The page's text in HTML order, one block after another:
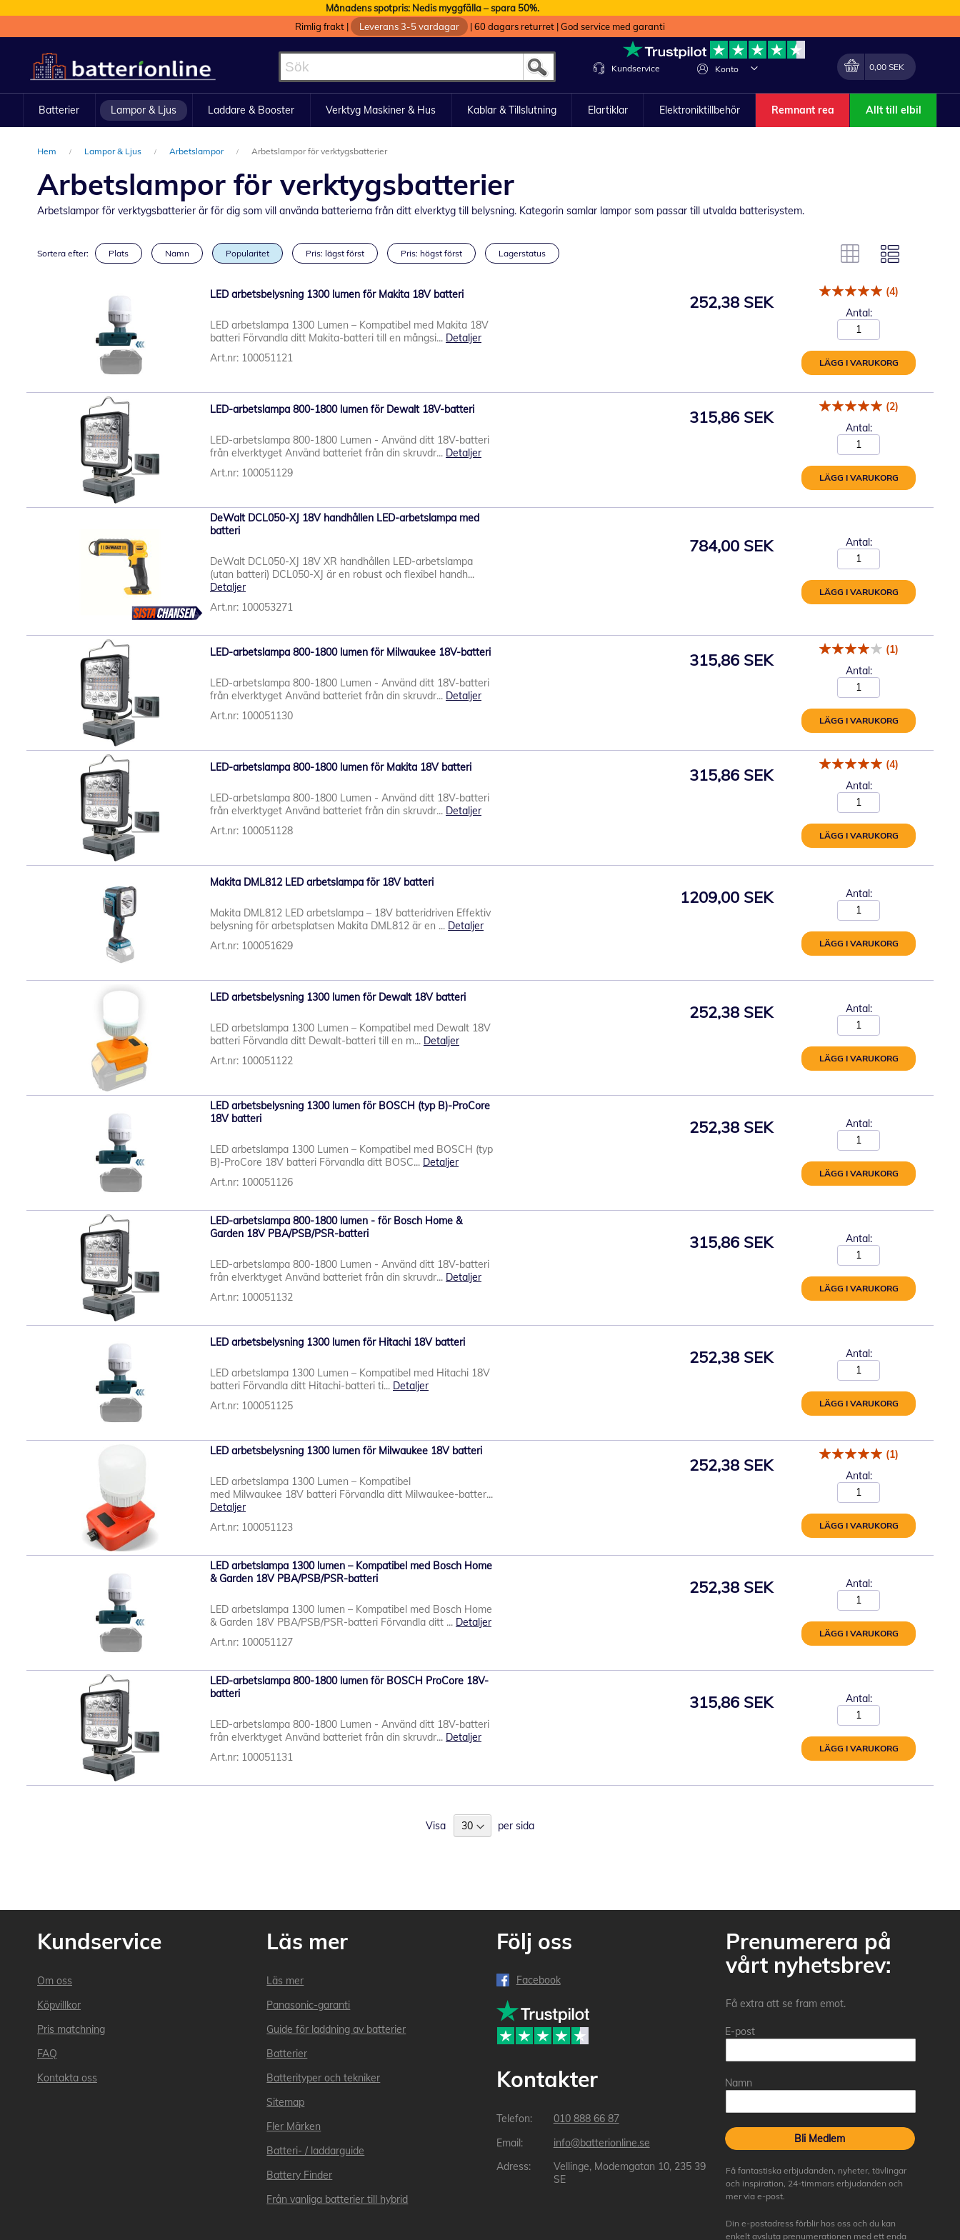
Månadens spotpris: Nedis myggfälla – spara 50%.
Rimlig frakt | Leverans 3-5 vardagar |60 dagars returret |God service med garanti
till
innehållet
Konto Förändra
Min kundvagn
0,00 SEK
Kundservice
Batterier Lampor & Ljus Laddare & Booster Verktyg Maskiner & Hus Kablar & Tillslutning Elartiklar Elektroniktillbehör Remnant rea Allt till elbil
Hem Lampor & Ljus Arbetslampor Arbetslampor för verktygsbatterier
Arbetslampor för verktygsbatterier
Arbetslampor för verktygsbatterier är för dig som vill använda batterierna från ditt elverktyg till belysning. Kategorin samlar lampor som passar till utvalda batterisystem.
Sortera efter: Plats Namn Popularitet Pris: lägst först Pris: högst först Lagerstatus
LED arbetsbelysning 1300 lumen för Makita 18V batteri
LED arbetslampa 1300 Lumen – Kompatibel med Makita 18V
batteri Förvandla ditt Makita-batteri till en mångsi... Detaljer
Art.nr: 100051121
252,38 SEK
(4)
Antal:
LÄGG I VARUKORG
LED-arbetslampa 800-1800 lumen för Dewalt 18V-batteri
LED-arbetslampa 800-1800 Lumen - Använd ditt 18V-batteri
från elverktyget Använd batteriet från din skruvdr... Detaljer
Art.nr: 100051129
315,86 SEK
(2)
Antal:
LÄGG I VARUKORG
DeWalt DCL050-XJ 18V handhållen LED-arbetslampa med
batteri
DeWalt DCL050-XJ 18V XR handhållen LED-arbetslampa
(utan batteri) DCL050-XJ är en robust och flexibel handh...
Detaljer
Art.nr: 100053271
784,00 SEK Antal:
LÄGG I VARUKORG
LED-arbetslampa 800-1800 lumen för Milwaukee 18V-batteri
LED-arbetslampa 800-1800 Lumen - Använd ditt 18V-batteri
från elverktyget Använd batteriet från din skruvdr... Detaljer
Art.nr: 100051130
315,86 SEK
(1)
Antal:
LÄGG I VARUKORG
LED-arbetslampa 800-1800 lumen för Makita 18V batteri
LED-arbetslampa 800-1800 Lumen - Använd ditt 18V-batteri
från elverktyget Använd batteriet från din skruvdr... Detaljer
Art.nr: 100051128
315,86 SEK
(4)
Antal:
LÄGG I VARUKORG
Makita DML812 LED arbetslampa för 18V batteri
Makita DML812 LED arbetslampa – 18V batteridriven Effektiv
belysning för arbetsplatsen Makita DML812 är en ... Detaljer
Art.nr: 100051629
1209,00 SEK Antal:
LÄGG I VARUKORG
LED arbetsbelysning 1300 lumen för Dewalt 18V batteri
LED arbetslampa 1300 Lumen – Kompatibel med Dewalt 18V
batteri Förvandla ditt Dewalt-batteri till en m... Detaljer
Art.nr: 100051122
252,38 SEK Antal:
LÄGG I VARUKORG
LED arbetsbelysning 1300 lumen för BOSCH (typ B)-ProCore
18V batteri
LED arbetslampa 1300 Lumen – Kompatibel med BOSCH (typ
B)-ProCore 18V batteri Förvandla ditt BOSC... Detaljer
Art.nr: 100051126
252,38 SEK Antal:
LÄGG I VARUKORG
LED-arbetslampa 800-1800 lumen - för Bosch Home &
Garden 18V PBA/PSB/PSR-batteri
LED-arbetslampa 800-1800 Lumen - Använd ditt 18V-batteri
från elverktyget Använd batteriet från din skruvdr... Detaljer
Art.nr: 100051132
315,86 SEK Antal:
LÄGG I VARUKORG
LED arbetsbelysning 1300 lumen för Hitachi 18V batteri
LED arbetslampa 1300 Lumen – Kompatibel med Hitachi 18V
batteri Förvandla ditt Hitachi-batteri ti... Detaljer
Art.nr: 100051125
252,38 SEK Antal:
LÄGG I VARUKORG
LED arbetsbelysning 1300 lumen för Milwaukee 18V batteri
LED arbetslampa 1300 Lumen – Kompatibel
med Milwaukee 18V batteri Förvandla ditt Milwaukee-batter...
Detaljer
Art.nr: 100051123
252,38 SEK
(1)
Antal:
LÄGG I VARUKORG
LED arbetslampa 1300 lumen – Kompatibel med Bosch Home
& Garden 18V PBA/PSB/PSR-batteri
LED arbetslampa 1300 lumen – Kompatibel med Bosch Home
& Garden 18V PBA/PSB/PSR-batteri Förvandla ditt ... Detaljer
Art.nr: 100051127
252,38 SEK Antal:
LÄGG I VARUKORG
LED-arbetslampa 800-1800 lumen för BOSCH ProCore 18V-
batteri
LED-arbetslampa 800-1800 Lumen - Använd ditt 18V-batteri
från elverktyget Använd batteriet från din skruvdr... Detaljer
Art.nr: 100051131
315,86 SEK Antal:
LÄGG I VARUKORG
Visa per sida
Kundservice
Om oss
Köpvillkor
Pris matchning
FAQ
Kontakta oss
Läs mer
Läs mer
Panasonic-garanti
Guide för laddning av batterier
Batterier
Batterityper och tekniker
Sitemap
Fler Märken
Batteri- / laddarguide
Battery Finder
Från vanliga batterier till hybrid
Följ oss
Facebook
Kontakter
010 888 66 87
info@batterionline.se
Vellinge, Modemgatan 10, 235 39
SE
Prenumerera på
vårt nyhetsbrev:
Få extra att se fram emot.
E-post
Namn
Bli Medlem
Få fantastiska erbjudanden, nyheter, tävlingar
och inspiration, 24-timmars erbjudanden och
mer via e-post.
Din e-postadress förblir hos oss och du kan
enkelt avsluta prenumerationen med ett enda